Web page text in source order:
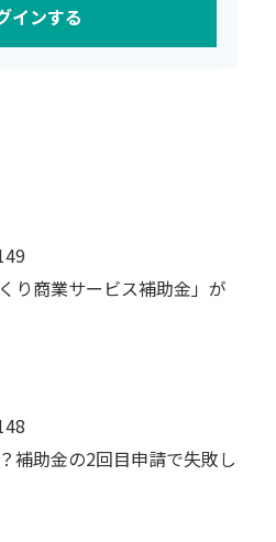
なく、計画全体の整合性と
ん。
インする
り商業サービス補助金」が
補助金の2回目申請で失敗し